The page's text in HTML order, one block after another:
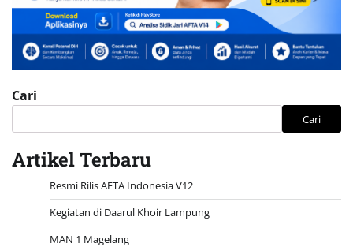
Cari
Cari
Artikel Terbaru
Resmi Rilis AFTA Indonesia V12
Kegiatan di Daarul Khoir Lampung
MAN 1 Magelang